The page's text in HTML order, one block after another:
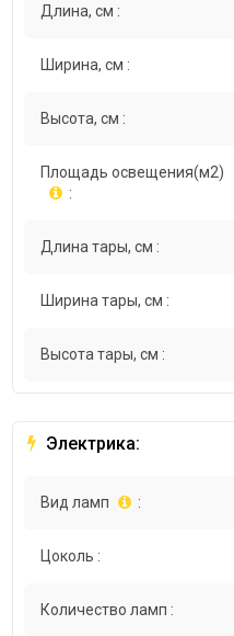
Длина, см :
Ширина, см :
Высота, см :
Площадь освещения(м2)
:
Длина тары, см :
Ширина тары, см :
Высота тары, см :
Электрика:
Вид ламп :
Цоколь :
Количество ламп :